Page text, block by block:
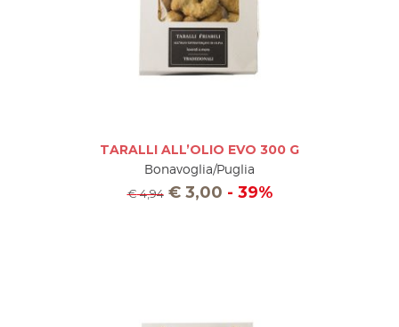
TARALLI ALL’OLIO EVO 300 G
Bonavoglia/Puglia
€4,94 €3,00 - 39%